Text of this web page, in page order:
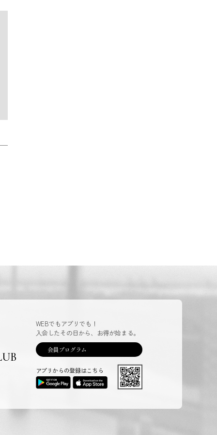
WEBでもアプリでも！
入会したその日から、お得が始まる。
会員プログラム
アプリからの登録はこちら